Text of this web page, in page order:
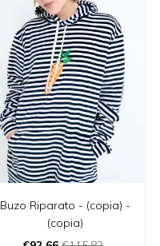
Buzo Riparato - (copia) -
(copia)